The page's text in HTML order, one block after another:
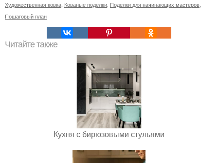
Художественная ковка Кованые поделки Поделки для начинающих мастеров
Пошаговый план
Читайте также
Кухня с бирюзовыми стульями